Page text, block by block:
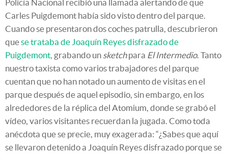
Policía Nacional recibió una llamada alertando de que
Carles Puigdemont había sido visto dentro del parque.
Cuando se presentaron dos coches patrulla, descubrieron
quese trataba de Joaquín Reyes disfrazado de
Puigdemont, grabando un sketchpara El Intermedio. Tanto
nuestro taxista como varios trabajadores del parque
cuentan que no han notado un aumento de visitas en el
parque después de aquel episodio, sin embargo, en los
alrededores de la réplica del Atomium, donde se grabó el
vídeo, varios visitantes recuerdan la jugada. Como toda
anécdota que se precie, muy exagerada: “¿Sabes que aquí
se llevaron detenido a Joaquín Reyes disfrazado porque se